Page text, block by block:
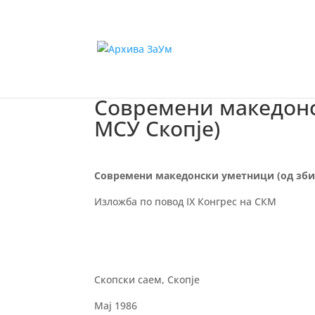
Современи
МСУ Скопје)
Современи македонски уметници (од
Изложба по повод IX Конгрес на СКМ
Скопски саем, Скопје
Мај 1986